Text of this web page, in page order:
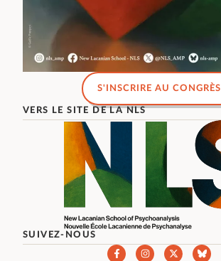
S'INSCRIRE AU CONGRÈS
VERS LE SITE DE LA NLS
SUIVEZ-NOUS